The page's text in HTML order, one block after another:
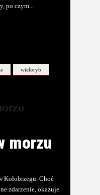
po czym
wieloryb
morzu
Kołobrzegu. Choć
zdarzenie, okazuje